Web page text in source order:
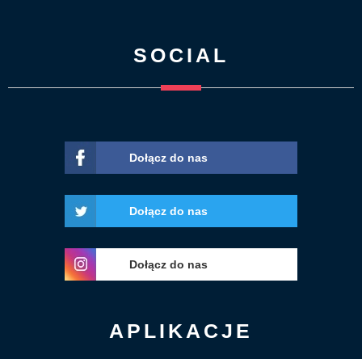
SOCIAL
Dołącz do nas
Dołącz do nas
Dołącz do nas
APLIKACJE